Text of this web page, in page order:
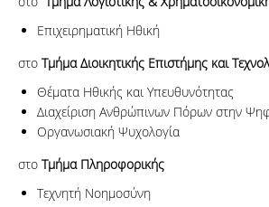
Επιχειρηματική Ηθική
στο Τμήμα Διοικητικής Επιστήμης και
Θέματα Ηθικής και Υπευθυνότητας
Διαχείριση Ανθρώπινων Πόρων στην
Οργανωσιακή Ψυχολογία
στο Τμήμα Πληροφορικής
Τεχνητή Νοημοσύνη